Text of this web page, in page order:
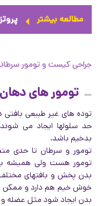
مطالعه بیشتر
جراحی کیست و تومور
تومور های
توده های غیر طبیعی
حد سلولها ایجاد می
بدخیم باشد.
تومور و سرطان تا حدی
تومور هست ولی همیشه
بدن پخش و بافتهای مختلف
خوش خیم هم دارد و ممکن
بدن ایجاد شود مثل عضله